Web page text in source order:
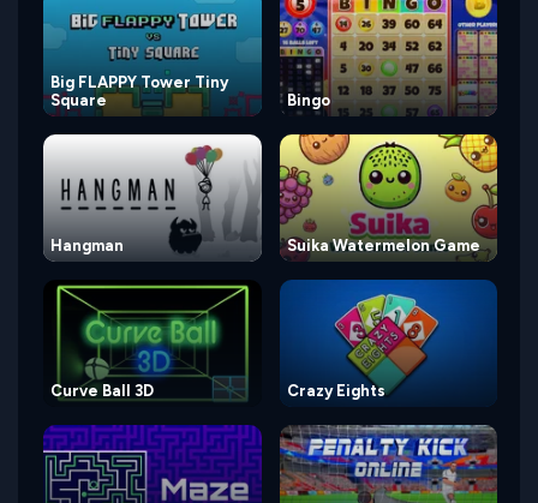
Big FLAPPY Tower Tiny
Square
Bingo
Hangman Suika Watermelon Game
Curve Ball 3D Crazy Eights